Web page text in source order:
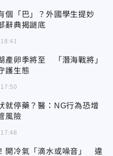
個「巴」？外國學生提妙
辭典揭謎底
產卵季將至 「潛海戰將」
護生態
就停藥？醫：NG行為恐增
風險
開冷氣「滴水或噪音」 違